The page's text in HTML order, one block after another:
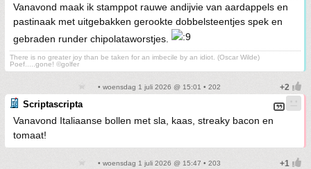
Vanavond maak ik stamppot rauwe andijvie van aardappels en
pastinaak met uitgebakken gerookte dobbelsteentjes spek en
gebraden runder chipolataworstjes.
There is no greater joy than be taken for an imbecile by an idiot. (Oscar Wilde)
Poef.....gone! ©golfer
• woensdag 1 juli 2026 @ 15:01 • 202
Scriptascripta
Vanavond Italiaanse bollen met sla, kaas, streaky bacon en
tomaat!
• woensdag 1 juli 2026 @ 15:47 • 203